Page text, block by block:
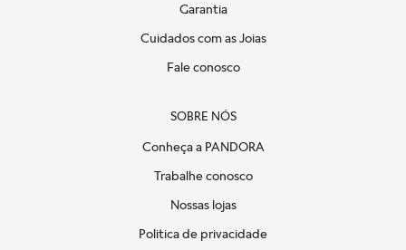
Garantia
Cuidados com as Joias
Fale conosco
SOBRE NÓS
Conheça a PANDORA
Trabalhe conosco
Nossas lojas
Politica de privacidade